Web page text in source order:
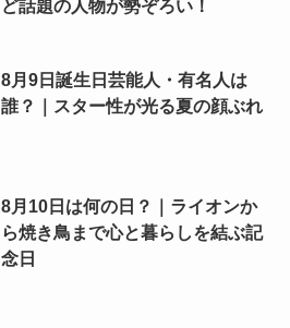
ど話題の人物が勢ぞろい！
8月9日誕生日芸能人・有名人は
誰？｜スター性が光る夏の顔ぶれ
8月10日は何の日？｜ライオンか
ら焼き鳥まで心と暮らしを結ぶ記
念日